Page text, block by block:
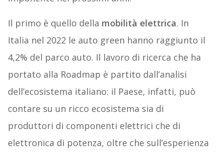
Il primo è quello della mobilità elettrica. In
Italia nel 2022 le auto green hanno raggiunto il
4,2% del parco auto. Il lavoro di ricerca che ha
portato alla Roadmap è partito dall’analisi
dell’ecosistema italiano: il Paese, infatti, può
contare su un ricco ecosistema sia di
produttori di componenti elettrici che di
elettronica di potenza, oltre che sull’esperienza